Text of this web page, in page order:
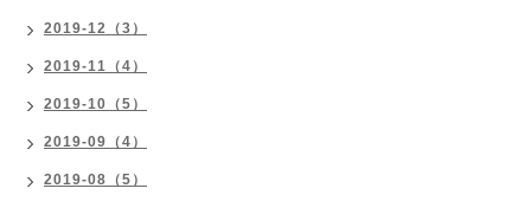
2019-12（3）
2019-11（4）
2019-10（5）
2019-09（4）
2019-08（5）